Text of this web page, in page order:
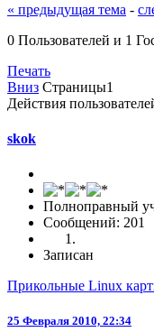
« предыдущая тема -
0 Пользователей и 1
Печать
Вниз Страницы1
Действия
skok
Полноправный
Сообщений: 201
Записан
Прикольные Linux
25 Февраля 2010, 22:34